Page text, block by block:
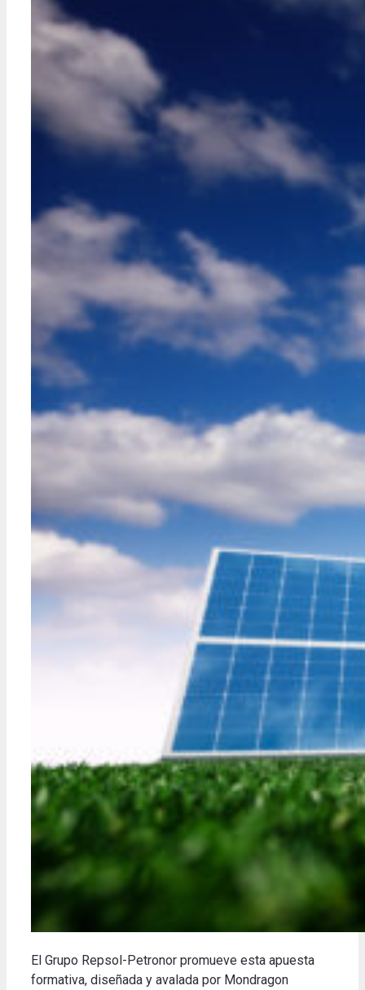
El Grupo Repsol-Petronor promueve esta apuesta
formativa, diseñada y avalada por Mondragon